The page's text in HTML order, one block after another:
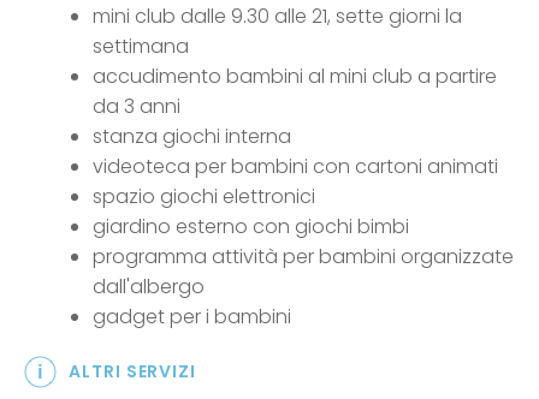
mini club dalle 9.30 alle 21, sette giorni la
settimana
accudimento bambini al mini club a partire
da 3 anni
stanza giochi interna
videoteca per bambini con cartoni animati
spazio giochi elettronici
giardino esterno con giochi bimbi
programma attività per bambini organizzate
dall'albergo
gadget per i bambini
ALTRI SERVIZI